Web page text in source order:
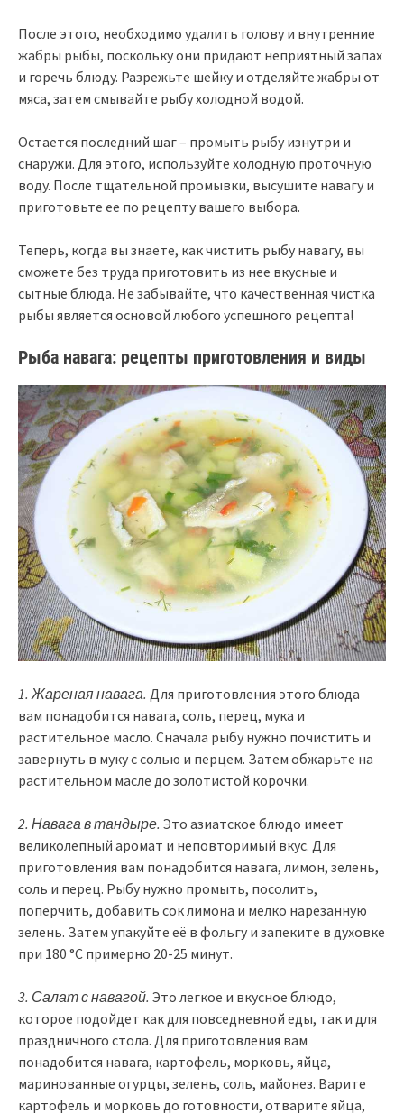
После этого, необходимо удалить голову и внутренние
жабры рыбы, поскольку они придают неприятный запах
и горечь блюду. Разрежьте шейку и отделяйте жабры от
мяса, затем смывайте рыбу холодной водой.
Остается последний шаг – промыть рыбу изнутри и
снаружи. Для этого, используйте холодную проточную
воду. После тщательной промывки, высушите навагу и
приготовьте ее по рецепту вашего выбора.
Теперь, когда вы знаете, как чистить рыбу навагу, вы
сможете без труда приготовить из нее вкусные и
сытные блюда. Не забывайте, что качественная чистка
рыбы является основой любого успешного рецепта!
Рыба навага: рецепты приготовления и виды
1. Жареная навага. Для приготовления этого блюда
вам понадобится навага, соль, перец, мука и
растительное масло. Сначала рыбу нужно почистить и
завернуть в муку с солью и перцем. Затем обжарьте на
растительном масле до золотистой корочки.
2. Навага в тандыре. Это азиатское блюдо имеет
великолепный аромат и неповторимый вкус. Для
приготовления вам понадобится навага, лимон, зелень,
соль и перец. Рыбу нужно промыть, посолить,
поперчить, добавить сок лимона и мелко нарезанную
зелень. Затем упакуйте её в фольгу и запеките в духовке
при 180 °C примерно 20-25 минут.
3. Салат с навагой. Это легкое и вкусное блюдо,
которое подойдет как для повседневной еды, так и для
праздничного стола. Для приготовления вам
понадобится навага, картофель, морковь, яйца,
маринованные огурцы, зелень, соль, майонез. Варите
картофель и морковь до готовности, отварите яйца,